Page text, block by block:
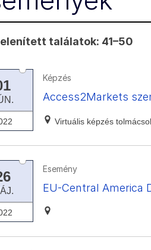
találatok: 41–50
Képzés
Access2Markets
Virtuális képzés
Esemény
EU-Central America